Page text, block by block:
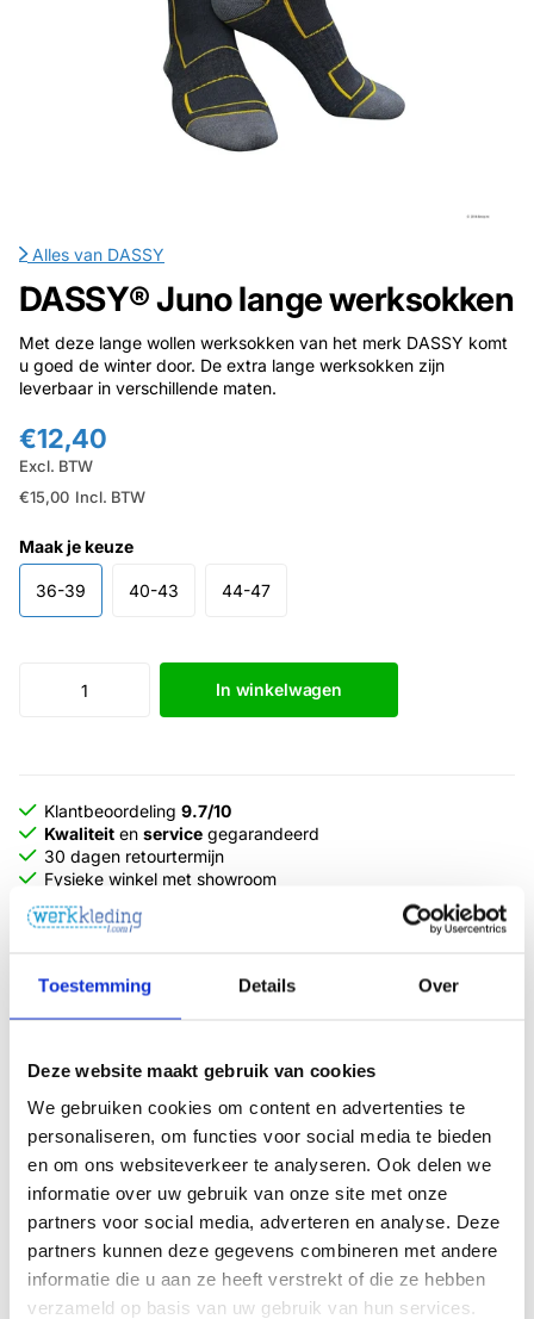
Toestemming Details Over
Deze website maakt gebruik van cookies
We gebruiken cookies om content en advertenties te
personaliseren, om functies voor social media te bieden
en om ons websiteverkeer te analyseren. Ook delen we
informatie over uw gebruik van onze site met onze
partners voor social media, adverteren en analyse. Deze
partners kunnen deze gegevens combineren met andere
informatie die u aan ze heeft verstrekt of die ze hebben
verzameld op basis van uw gebruik van hun services.
Alles van DASSY
DASSY® Juno lange werksokken
Met deze lange wollen werksokken van het merk DASSY komt
u goed de winter door. De extra lange werksokken zijn
leverbaar in verschillende maten.
€15,00 Incl. BTW
€12,40
Excl. BTW
Maak je keuze
36-39 40-43 44-47
In winkelwagen
Klantbeoordeling 9.7/10
Kwaliteit en service gegarandeerd
30 dagen retourtermijn
Fysieke winkel met showroom
Vergeet deze producten niet!
Bulkvoordeel bij werkkleding.com
Op Werkkleding.com krijgt u automatisch korting op basis van
de volgende orderbedragen:
€200,-tot€299,-
2% Korting
€300,-tot€499,-
4% Korting
€500,-tot€699,-
6% Korting